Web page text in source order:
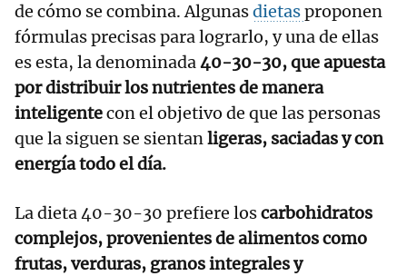
de cómo se combina. Algunasdietasproponen
fórmulas precisas para lograrlo, y una de ellas
es esta, la denominada40-30-30, que apuesta
por distribuir los nutrientes de manera
inteligentecon el objetivo de que las personas
que la siguen se sientanligeras, saciadas y con
energía todo el día.
La dieta 40-30-30 prefiere loscarbohidratos
complejos, provenientes de alimentos como
frutas, verduras, granos integrales y